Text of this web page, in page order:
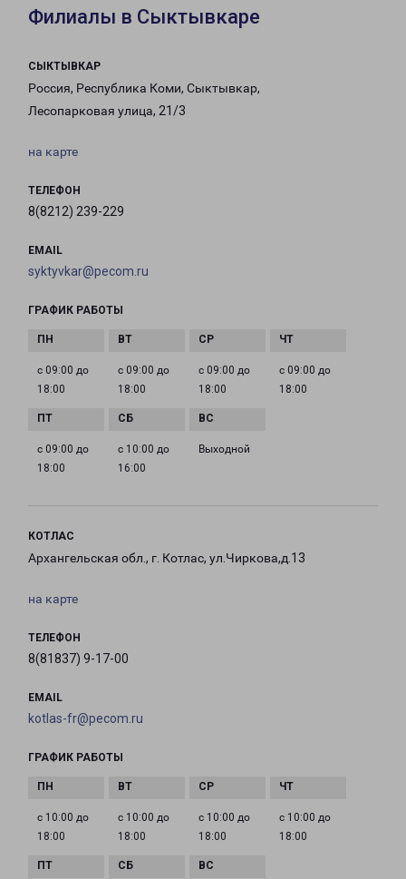
Филиалы в Сыктывкаре
СЫКТЫВКАР
Россия, Республика Коми, Сыктывкар,
Лесопарковая улица, 21/3
на карте
ТЕЛЕФОН
8(8212) 239-229
EMAIL
syktyvkar@pecom.ru
ГРАФИК РАБОТЫ
с 09:00 до
18:00
с 09:00 до
18:00
с 09:00 до
18:00
с 09:00 до
18:00
с 09:00 до
18:00
с 10:00 до
16:00
Выходной
КОТЛАС
Архангельская обл., г. Котлас, ул.Чиркова,д.13
на карте
ТЕЛЕФОН
8(81837) 9-17-00
EMAIL
kotlas-fr@pecom.ru
ГРАФИК РАБОТЫ
с 10:00 до
18:00
с 10:00 до
18:00
с 10:00 до
18:00
с 10:00 до
18:00